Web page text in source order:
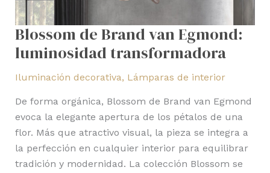
Blossom de Brand van Egmond:
luminosidad transformadora
Iluminación decorativa, Lámparas de interior
De forma orgánica, Blossom de Brand van Egmond
evoca la elegante apertura de los pétalos de una
flor. Más que atractivo visual, la pieza se integra a
la perfección en cualquier interior para equilibrar
tradición y modernidad. La colección Blossom se